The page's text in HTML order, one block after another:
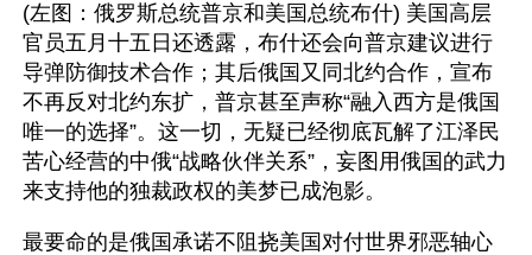
(左图：俄罗斯总统普京和美国总统布什) 美国高层
官员五月十五日还透露，布什还会向普京建议进行
导弹防御技术合作；其后俄国又同北约合作，宣布
不再反对北约东扩，普京甚至声称“融入西方是俄国
唯一的选择”。这一切，无疑已经彻底瓦解了江泽民
苦心经营的中俄“战略伙伴关系”，妄图用俄国的武力
来支持他的独裁政权的美梦已成泡影。
最要命的是俄国承诺不阻挠美国对付世界邪恶轴心